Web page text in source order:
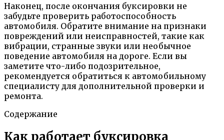
Наконец, после окончания буксировки не
забудьте проверить работоспособность
автомобиля. Обратите внимание на признаки
повреждений или неисправностей, такие как
вибрации, странные звуки или необычное
поведение автомобиля на дороге. Если вы
заметите что-либо подозрительное,
рекомендуется обратиться к автомобильному
специалисту для дополнительной проверки и
ремонта.
Содержание
Как работает буксировка